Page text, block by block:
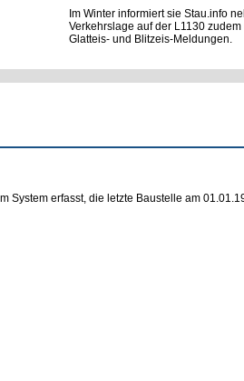
Im Winter informiert sie Stau.info
Verkehrslage auf der L1130
Glatteis- und Blitzeis-Meldungen.
System erfasst, die letzte Baustelle am